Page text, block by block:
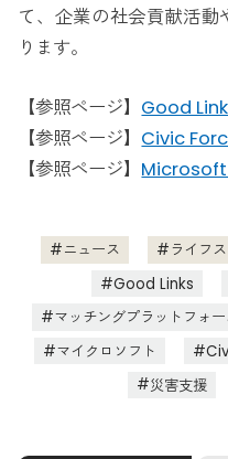
て、企業の社会貢献活動
ります。
【参照ページ】 Good
【参照ページ】 Civic
【参照ページ】
ニュース ライフ
Good Links
マッチングプラットフォ
マイクロソフト
災害支援